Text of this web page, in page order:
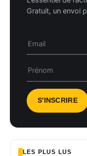
Gratuit, un envoi
LES PLUS LUS